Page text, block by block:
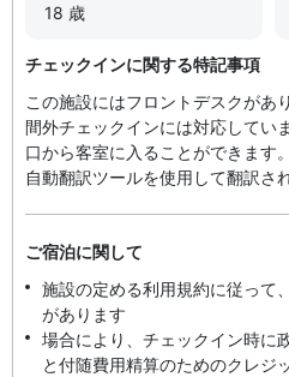
18 歳
チェックインに関する特記事項
この施設にはフロントデスクがあ
間外チェックインには対応してい
口から客室に入ることができます
自動翻訳ツールを使用して翻訳さ
ご宿泊に関して
施設の定める利用規約に従って
があります
場合により、チェックイン時に
と付随費用精算のためのクレジ